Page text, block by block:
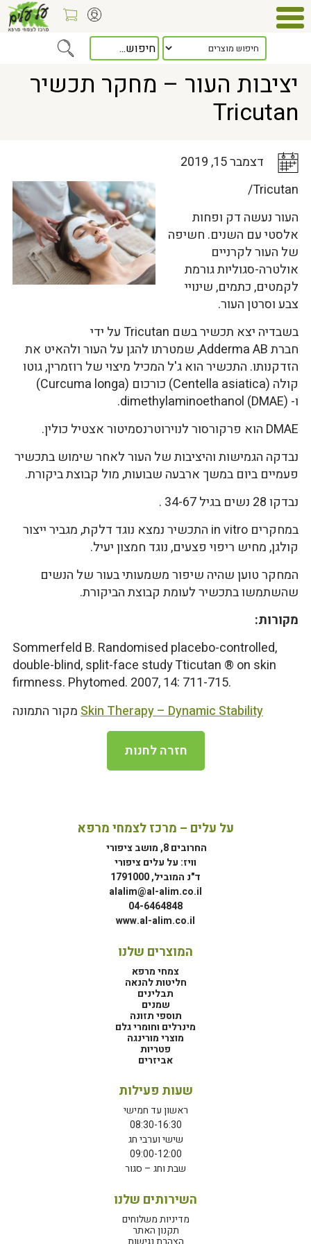
כלל המאמרים> יציבות העור – מחקר תכשיר Tricutan
יציבות העור – מחקר תכשיר
Tricutan
דצמבר 15, 2019
Tricutan/
העור נעשה דק ופחות
אלסטי עם השנים. חשיפה
של העור לקרניים
אולטרה-סגוליות גורמת
לקמטים, כתמים, שינויי
צבע וסרטן העור.
בשבדיה יצא תכשיר בשם Tricutan על ידי
חברת Adderma AB, שמטרתו להגן על העור ולהאיט את
הזדקנותו. התכשיר הוא ג'ל המכיל מיצוי של רוזמרין, גוטו
קולה (Centella asiatica) כורכום (Curcuma longa)
ו- dimethylaminoethanol (DMAE).
DMAE הוא פרקורסור לנוירוטרנסמיטור אצטיל כולין.
נבדקה הגמישות והיציבות של העור לאחר שימוש בתכשיר
פעמיים ביום במשך ארבעה שבועות, מול קבוצת ביקורת.
נבדקו 28 נשים בגיל 34-67 .
במחקרים in vitro התכשיר נמצא נוגד דלקת, מגביר ייצור
קולגן, מחיש ריפוי פצעים, נוגד חמצון יעיל.
המחקר טוען שהיה שיפור משמעותי בעור של הנשים
שהשתמשו בתכשיר לעומת קבוצת הביקורת.
מקורות:
Sommerfeld B. Randomised placebo-controlled,
double-blind, split-face study Tticutan ® on skin
firmness. Phytomed. 2007, 14: 711-715.
Skin Therapy – Dynamic Stability
חזרה לחנות
על עלים – מרכז לצמחי מרפא
החרובים 8, מושב ציפורי
וויז: על עלים ציפורי
ד"נ המוביל, 1791000
alalim@al-alim.co.il
04-6464848
www.al-alim.co.il
המוצרים שלנו
צמחי מרפא
חליטות להנאה
תבלינים
שמנים
תוספי תזונה
מינרלים וחומרי גלם
מוצרי מורינגה
פטריות
אביזרים
שעות פעילות
ראשון עד חמישי
08:30-16:30
שישי וערבי חג
09:00-12:00
שבת וחג – סגור
השירותים שלנו
מדיניות משלוחים
תקנון האתר